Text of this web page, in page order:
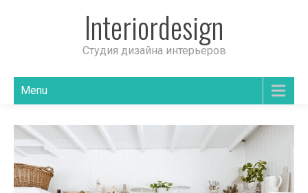
Interiordesign
Студия дизайна интерьеров
Menu